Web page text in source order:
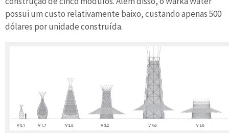
possui um custo relativamente baixo, custando apenas 500
dólares por unidade construída.